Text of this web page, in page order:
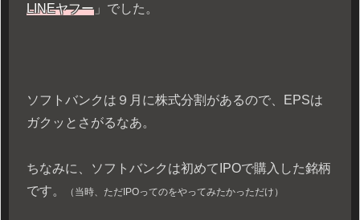
LINEヤフー 」でした。
ソフトバンクは９月に株式分割があるので、EPSは
ガクッとさがるなあ。
ちなみに、ソフトバンクは初めてIPOで購入した銘柄
です。
（当時、ただIPOってのをやってみたかっただけ）